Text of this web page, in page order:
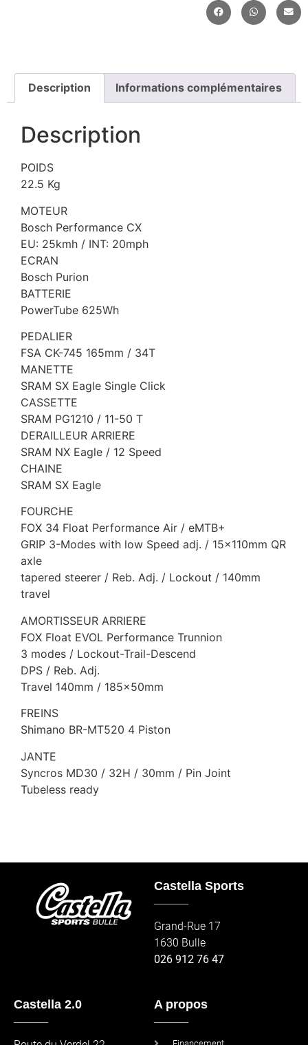
Description Informations complémentaires
Description
POIDS
22.5 Kg
MOTEUR
Bosch Performance CX
EU: 25kmh / INT: 20mph
ECRAN
Bosch Purion
BATTERIE
PowerTube 625Wh
PEDALIER
FSA CK-745 165mm / 34T
MANETTE
SRAM SX Eagle Single Click
CASSETTE
SRAM PG1210 / 11-50 T
DERAILLEUR ARRIERE
SRAM NX Eagle / 12 Speed
CHAINE
SRAM SX Eagle
FOURCHE
FOX 34 Float Performance Air / eMTB+
GRIP 3-Modes with low Speed adj. / 15x110mm QR
axle
tapered steerer / Reb. Adj. / Lockout / 140mm
travel
AMORTISSEUR ARRIERE
FOX Float EVOL Performance Trunnion
3 modes / Lockout-Trail-Descend
DPS / Reb. Adj.
Travel 140mm / 185x50mm
FREINS
Shimano BR-MT520 4 Piston
JANTE
Syncros MD30 / 32H / 30mm / Pin Joint
Tubeless ready
Castella Sports
Grand-Rue 17
1630 Bulle
026 912 76 47
Castella 2.0
A propos